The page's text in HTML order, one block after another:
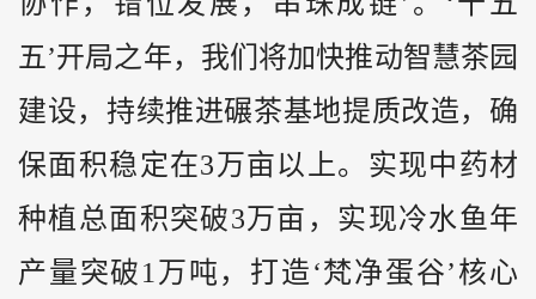
五’开局之年，我们将加快推动智慧茶园
建设，持续推进碾茶基地提质改造，确
保面积稳定在3万亩以上。实现中药材
种植总面积突破3万亩，实现冷水鱼年
产量突破1万吨，打造‘梵净蛋谷’核心